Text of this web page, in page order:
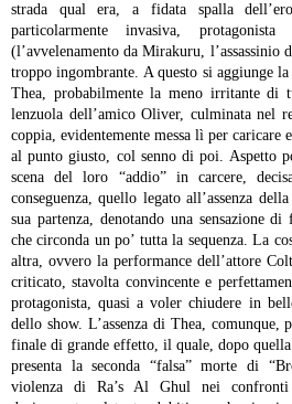
strada qual era, a fidata spalla
particolarmente invasiva,
(l’avvelenamento da Mirakuru, l’assassinio
troppo ingombrante. A questo si aggiunge
Thea, probabilmente la meno irritante di
lenzuola dell’amico Oliver, culminata nel
coppia, evidentemente messa lì per caricare
al punto giusto, col senno di poi. Aspetto
scena del loro “addio” in carcere,
conseguenza, quello legato all’assenza
sua partenza, denotando una sensazione
che circonda un po’ tutta la sequenza. La
altra, ovvero la performance dell’attore
criticato, stavolta convincente e
protagonista, quasi a voler chiudere in
dello show. L’assenza di Thea, comunque,
finale di grande effetto, il quale, dopo
presenta la seconda “falsa” morte di
violenza di Ra’s Al Ghul nei